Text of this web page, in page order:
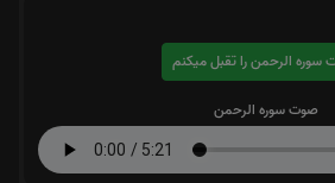
میکنم
صوت سوره الرحمن